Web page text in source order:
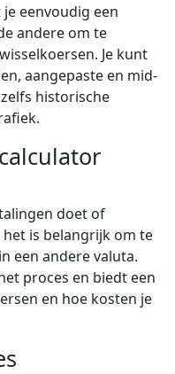
eenvoudig een
andere om te
Je kunt
aangepaste en mid-
historische
doet of
is belangrijk om te
een andere valuta.
proces en biedt een
en hoe kosten je